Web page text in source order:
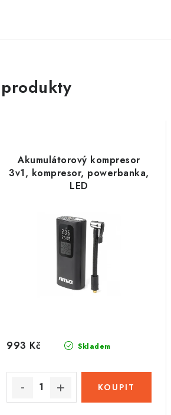
Akumulátorový kompresor
3v1, kompresor, powerbanka,
LED
Skladem
993 Kč